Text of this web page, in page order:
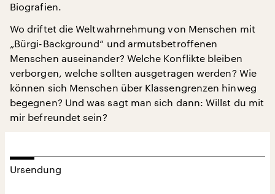
Biografien.
Wo driftet die Weltwahrnehmung von Menschen mit
„Bürgi-Background“ und armutsbetroffenen
Menschen auseinander? Welche Konflikte bleiben
verborgen, welche sollten ausgetragen werden? Wie
können sich Menschen über Klassengrenzen hinweg
begegnen? Und was sagt man sich dann: Willst du mit
mir befreundet sein?
Ursendung